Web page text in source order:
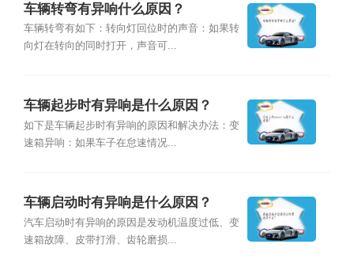
车辆转弯有异响什么原因？
车辆转弯有如下：转向灯回位时的声音：如果转
向灯在转向的同时打开，声音可...
车辆起步时有异响是什么原因？
如下是车辆起步时有异响的原因和解决办法：变
速箱异响：如果车子在怠速情况...
车辆启动时有异响是什么原因？
汽车启动时有异响的原因是发动机温度过低、变
速箱故障、皮带打滑、齿轮磨损...